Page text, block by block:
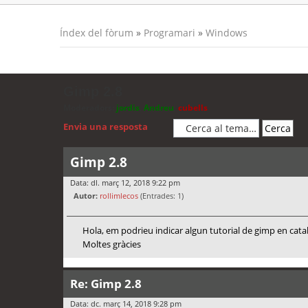
Índex del fòrum » Programari » Windows
jordis Andreu cubells
Envia una resposta
Gimp 2.8
Data: dl. març 12, 2018 9:22 pm
Autor: rollimlecos (Entrades: 1)
Hola, em podrieu indicar algun tutorial de gimp en
Moltes gràcies
Re: Gimp 2.8
Data: dc. març 14, 2018 9:28 pm